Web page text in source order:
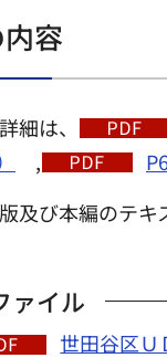
容
細は、
,
版及び本編のテ
ァイル
世田谷区Ｕ